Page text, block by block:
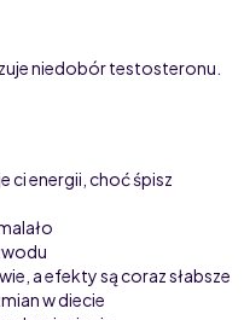
niedobór testosteronu.
ci energii, choć śpisz
a efekty są coraz słabsze
w diecie